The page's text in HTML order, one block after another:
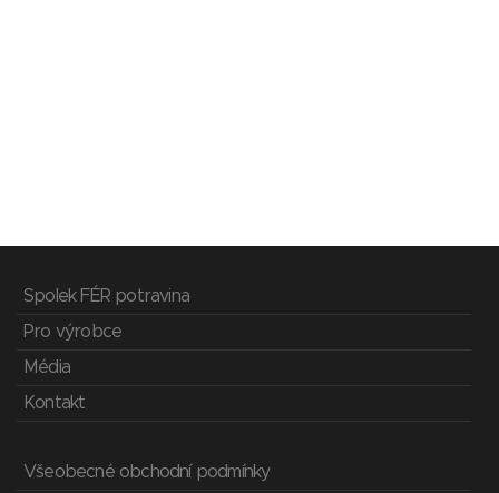
Spolek FÉR potravina
Pro výrobce
Média
Kontakt
Všeobecné obchodní podmínky